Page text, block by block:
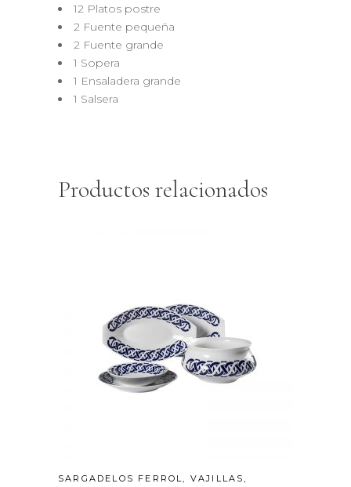
12 Platos postre
2 Fuente pequeña
2 Fuente grande
1 Sopera
1 Ensaladera grande
1 Salsera
Productos relacionados
SARGADELOS FERROL, VAJILLAS,